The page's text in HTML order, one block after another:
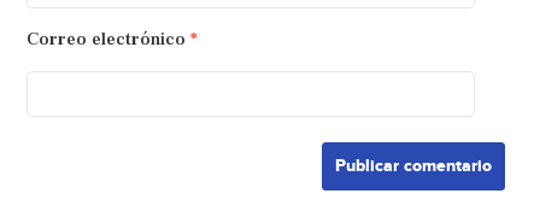
Correo electrónico *